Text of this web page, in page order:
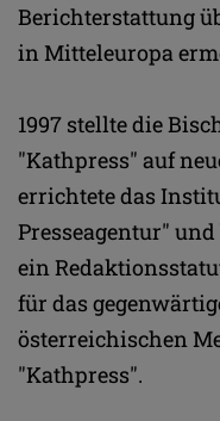
Berichterstattung
in Mitteleuropa
1997 stellte die
"Kathpress" auf
errichtete das
Presseagentur"
ein
für das
österreichischen
"Kathpress".